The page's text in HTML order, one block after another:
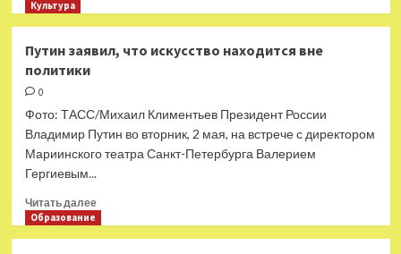
присудил
Жукова
деятелям
военной
науки,
искусства
литературы
Культура
Путин заявил, что искусство находится вне
политики
0
Фото: ТАСС/Михаил Климентьев Президент России
Владимир Путин во вторник, 2 мая, на встрече с директором
Мариинского театра Санкт-Петербурга Валерием
Гергиевым...
Читать далееПрочитать
Образование